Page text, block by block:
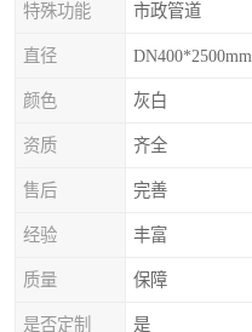
特殊功能 市政管道
直径 DN400*2500mm
颜色 灰白
资质 齐全
售后 完善
经验 丰富
质量 保障
是否定制 是